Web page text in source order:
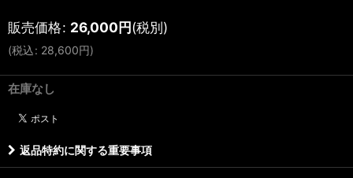
販売価格: 26,000円(税別)
(税込: 28,600円)
在庫なし
返品特約に関する重要事項